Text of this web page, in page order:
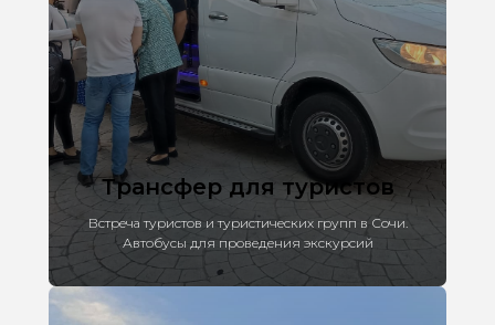
Трансфер для туристов
Встреча туристов и туристических групп в Сочи.
Автобусы для проведения экскурсий